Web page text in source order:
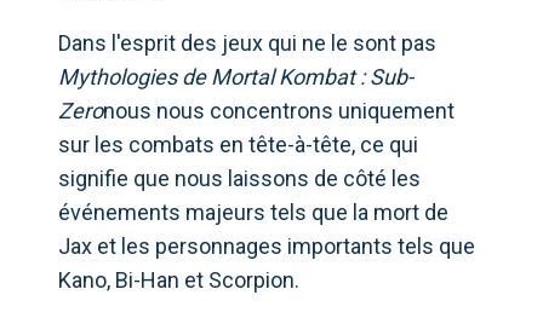
Dans l'esprit des jeux qui ne le sont pas
Mythologies de Mortal Kombat : Sub-
Zeronous nous concentrons uniquement
sur les combats en tête-à-tête, ce qui
signifie que nous laissons de côté les
événements majeurs tels que la mort de
Jax et les personnages importants tels que
Kano, Bi-Han et Scorpion.